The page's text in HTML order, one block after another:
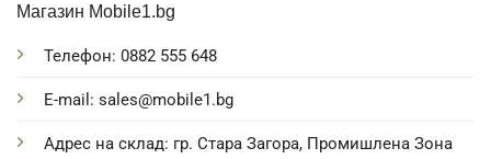
Магазин Mobile1.bg
Телефон: 0882 555 648
E-mail: sales@mobile1.bg
Адрес на склад: гр. Стара Загора, Промишлена Зона